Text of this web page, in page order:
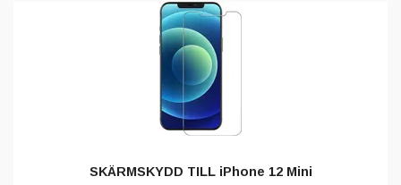
SKÄRMSKYDD TILL iPhone 12 Mini